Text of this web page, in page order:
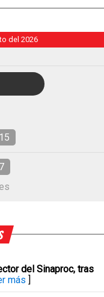
del 2026
15
del Sinaproc, tras
más ]